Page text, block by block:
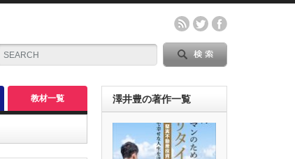
教材一覧 澤井豊の著作一覧